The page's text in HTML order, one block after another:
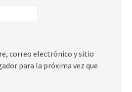
correo electrónico y sitio
para la próxima vez que